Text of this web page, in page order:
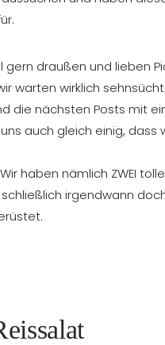
draußen und lieben
warten wirklich
die nächsten Posts mit
auch gleich einig,
haben nämlich ZWEI
irgendwann